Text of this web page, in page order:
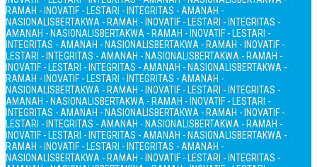
RAMAH - INOVATIF - LESTARI - INTEGRITAS - AMANAH -
NASIONALISBERTAKWA - RAMAH - INOVATIF - LESTARI - INTEGRITAS -
AMANAH - NASIONALISBERTAKWA - RAMAH - INOVATIF - LESTARI -
INTEGRITAS - AMANAH - NASIONALISBERTAKWA - RAMAH - INOVATIF -
LESTARI - INTEGRITAS - AMANAH - NASIONALISBERTAKWA - RAMAH -
INOVATIF - LESTARI - INTEGRITAS - AMANAH - NASIONALISBERTAKWA -
RAMAH - INOVATIF - LESTARI - INTEGRITAS - AMANAH -
NASIONALISBERTAKWA - RAMAH - INOVATIF - LESTARI - INTEGRITAS -
AMANAH - NASIONALISBERTAKWA - RAMAH - INOVATIF - LESTARI -
INTEGRITAS - AMANAH - NASIONALISBERTAKWA - RAMAH - INOVATIF -
LESTARI - INTEGRITAS - AMANAH - NASIONALISBERTAKWA - RAMAH -
INOVATIF - LESTARI - INTEGRITAS - AMANAH - NASIONALISBERTAKWA -
RAMAH - INOVATIF - LESTARI - INTEGRITAS - AMANAH -
NASIONALISBERTAKWA - RAMAH - INOVATIF - LESTARI - INTEGRITAS -